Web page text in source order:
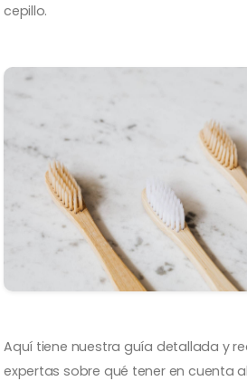
cepillo.
Aquí tiene nuestra guía detallada y
expertas sobre qué tener en cuenta